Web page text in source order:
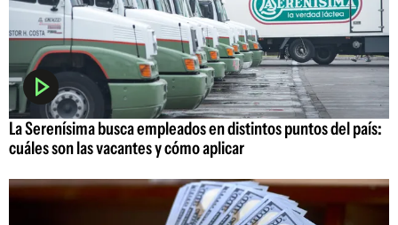
La Serenísima busca empleados en distintos puntos del país:
cuáles son las vacantes y cómo aplicar